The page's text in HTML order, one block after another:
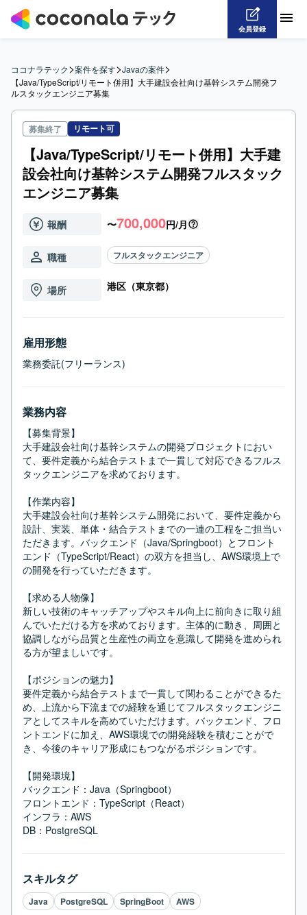
会員登録
ココナラテック>案件を探す>Javaの案件>
【Java/TypeScript/リモート併用】大手建設会社向け基幹システム開発フ
ルスタックエンジニア募集
募集終了 リモート可
【Java/TypeScript/リモート併用】大手建
設会社向け基幹システム開発フルスタック
エンジニア募集
報酬 〜700,000円/月
職種 フルスタックエンジニア
場所 港区（東京都）
雇用形態
業務委託(フリーランス)
業務内容
【募集背景】
大手建設会社向け基幹システムの開発プロジェクトにおい
て、要件定義から結合テストまで一貫して対応できるフルス
タックエンジニアを求めております。
【作業内容】
大手建設会社向け基幹システム開発において、要件定義から
設計、実装、単体・結合テストまでの一連の工程をご担当い
ただきます。バックエンド（Java/Springboot）とフロント
エンド（TypeScript/React）の双方を担当し、AWS環境上で
の開発を行っていただきます。
【求める人物像】
新しい技術のキャッチアップやスキル向上に前向きに取り組
んでいただける方を求めております。主体的に動き、周囲と
協調しながら品質と生産性の両立を意識して開発を進められ
る方が望ましいです。
【ポジションの魅力】
要件定義から結合テストまで一貫して関わることができるた
め、上流から下流までの経験を通じてフルスタックエンジニ
アとしてスキルを高めていただけます。バックエンド、フロ
ントエンドに加え、AWS環境での開発経験を積むことがで
き、今後のキャリア形成にもつながるポジションです。
【開発環境】
バックエンド：Java（Springboot）
フロントエンド：TypeScript（React）
インフラ：AWS
DB：PostgreSQL
スキルタグ
Java PostgreSQL SpringBoot AWS